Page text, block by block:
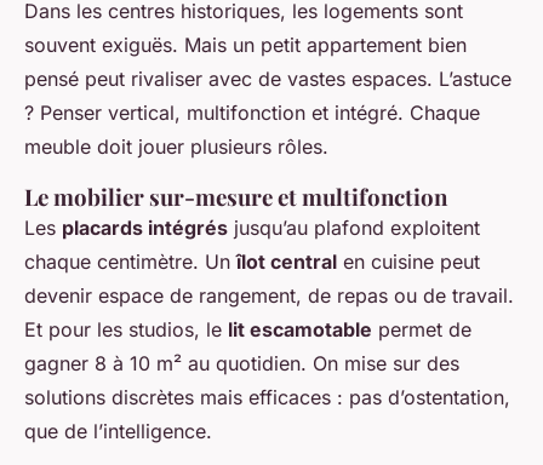
Dans les centres historiques, les logements sont
souvent exiguës. Mais un petit appartement bien
pensé peut rivaliser avec de vastes espaces. L’astuce
? Penser vertical, multifonction et intégré. Chaque
meuble doit jouer plusieurs rôles.
Le mobilier sur-mesure et multifonction
Les placards intégrés jusqu’au plafond exploitent
chaque centimètre. Unîlot central en cuisine peut
devenir espace de rangement, de repas ou de travail.
Et pour les studios, le lit escamotable permet de
gagner 8 à 10 m² au quotidien. On mise sur des
solutions discrètes mais efficaces : pas d’ostentation,
que de l’intelligence.